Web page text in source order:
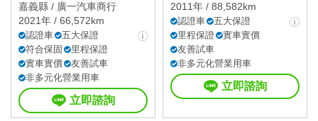
嘉義縣 / 廣一汽車商行
2021年 / 66,572km
認證車
五大保證
符合保固
里程保證
實車實價
友善試車
非多元化營業用車
立即諮詢
2011年 / 88,582km
認證車
五大保證
里程保證
實車實價
友善試車
非多元化營業用車
立即諮詢